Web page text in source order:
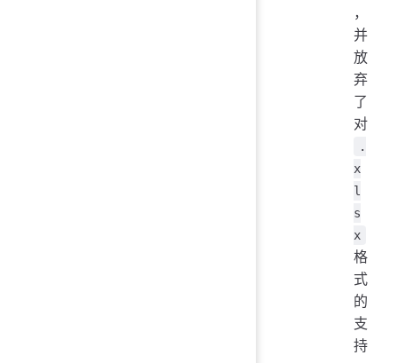
，
并
放
弃
了
对
.
x
l
s
x
格
式
的
支
持